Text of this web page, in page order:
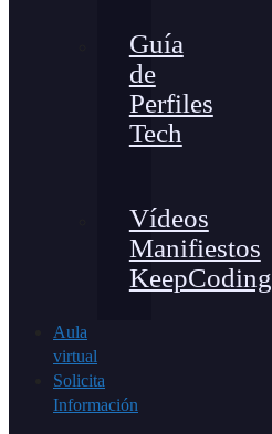
Guía
de
Perfiles
Tech
Vídeos
Manifiestos
KeepCoding
Aula
virtual
Solicita
Información